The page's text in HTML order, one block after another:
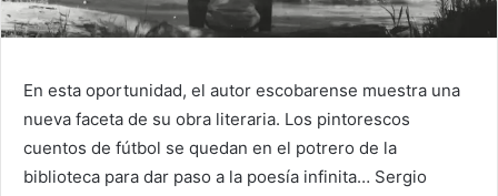
En esta oportunidad, el autor escobarense muestra una
nueva faceta de su obra literaria. Los pintorescos
cuentos de fútbol se quedan en el potrero de la
biblioteca para dar paso a la poesía infinita… Sergio